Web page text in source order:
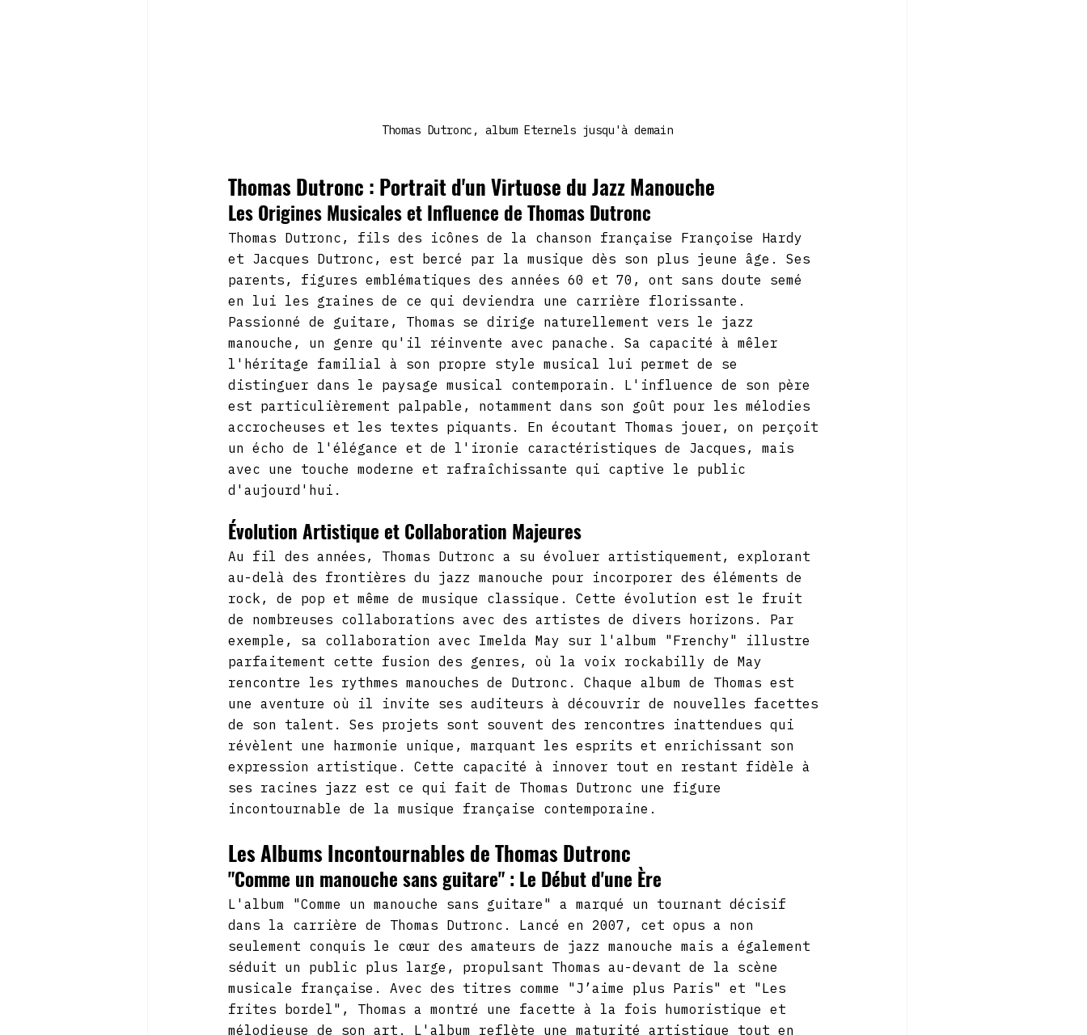
Thomas Dutronc, album Eternels jusqu'à demain
Thomas Dutronc : Portrait d'un Virtuose du Jazz Manouche
Les Origines Musicales et Influence de Thomas Dutronc
Thomas Dutronc, fils des icônes de la chanson française Françoise Hardy
et Jacques Dutronc, est bercé par la musique dès son plus jeune âge. Ses
parents, figures emblématiques des années 60 et 70, ont sans doute semé
en lui les graines de ce qui deviendra une carrière florissante.
Passionné de guitare, Thomas se dirige naturellement vers le jazz
manouche, un genre qu'il réinvente avec panache. Sa capacité à mêler
l'héritage familial à son propre style musical lui permet de se
distinguer dans le paysage musical contemporain. L'influence de son père
est particulièrement palpable, notamment dans son goût pour les mélodies
accrocheuses et les textes piquants. En écoutant Thomas jouer, on perçoit
un écho de l'élégance et de l'ironie caractéristiques de Jacques, mais
avec une touche moderne et rafraîchissante qui captive le public
d'aujourd'hui.
Évolution Artistique et Collaboration Majeures
Au fil des années, Thomas Dutronc a su évoluer artistiquement, explorant
au-delà des frontières du jazz manouche pour incorporer des éléments de
rock, de pop et même de musique classique. Cette évolution est le fruit
de nombreuses collaborations avec des artistes de divers horizons. Par
exemple, sa collaboration avec Imelda May sur l'album "Frenchy" illustre
parfaitement cette fusion des genres, où la voix rockabilly de May
rencontre les rythmes manouches de Dutronc. Chaque album de Thomas est
une aventure où il invite ses auditeurs à découvrir de nouvelles facettes
de son talent. Ses projets sont souvent des rencontres inattendues qui
révèlent une harmonie unique, marquant les esprits et enrichissant son
expression artistique. Cette capacité à innover tout en restant fidèle à
ses racines jazz est ce qui fait de Thomas Dutronc une figure
incontournable de la musique française contemporaine.
Les Albums Incontournables de Thomas Dutronc
"Comme un manouche sans guitare" : Le Début d'une Ère
L'album "Comme un manouche sans guitare" a marqué un tournant décisif
dans la carrière de Thomas Dutronc. Lancé en 2007, cet opus a non
seulement conquis le cœur des amateurs de jazz manouche mais a également
séduit un public plus large, propulsant Thomas au-devant de la scène
musicale française. Avec des titres comme "J’aime plus Paris" et "Les
frites bordel", Thomas a montré une facette à la fois humoristique et
mélodieuse de son art. L'album reflète une maturité artistique tout en